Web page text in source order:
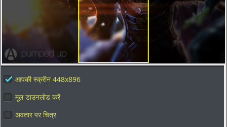
आपकी स्क्रीन 448x896
मूल डाउनलोड करें
अवतार पर चित्र